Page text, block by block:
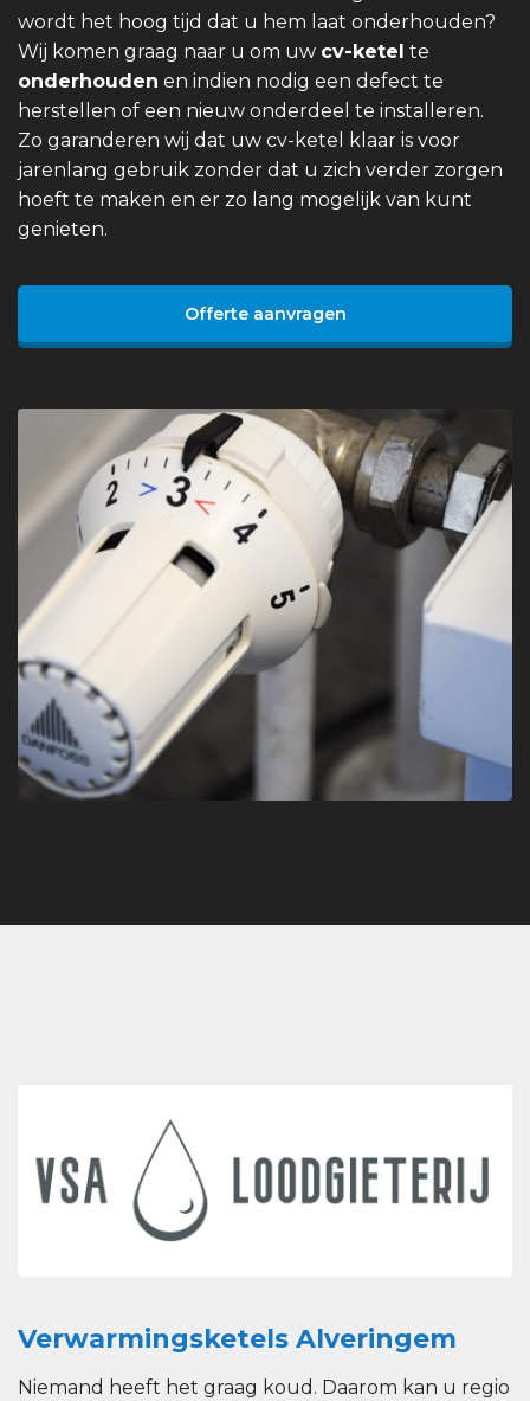
wordt het hoog tijd dat u hem laat onderhouden?
Wij komen graag naar u om uw cv-ketel te
onderhouden en indien nodig een defect te
herstellen of een nieuw onderdeel te installeren.
Zo garanderen wij dat uw cv-ketel klaar is voor
jarenlang gebruik zonder dat u zich verder zorgen
hoeft te maken en er zo lang mogelijk van kunt
genieten.
Offerte aanvragen
Verwarmingsketels Alveringem
Niemand heeft het graag koud. Daarom kan u regio